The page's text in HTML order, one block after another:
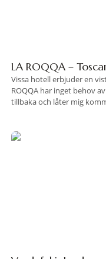
LA ROQQA –
Vissa hotell erbjuder en
ROQQA har inget behov
tillbaka och låter mig